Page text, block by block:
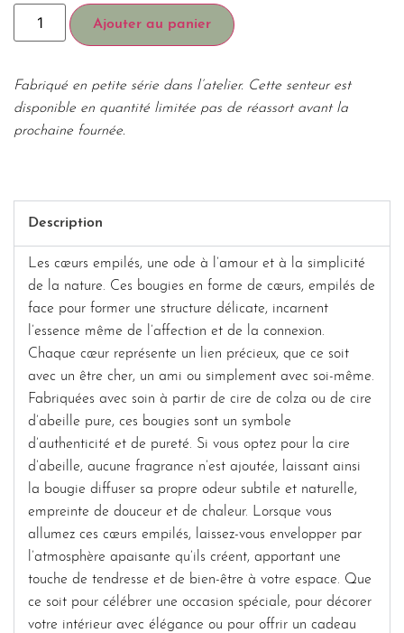
Ajouter au panier
Fabriqué en petite série dans l’atelier. Cette senteur est
disponible en quantité limitée pas de réassort avant la
prochaine fournée.
Description
Les cœurs empilés, une ode à l’amour et à la simplicité
de la nature. Ces bougies en forme de cœurs, empilés de
face pour former une structure délicate, incarnent
l’essence même de l’affection et de la connexion.
Chaque cœur représente un lien précieux, que ce soit
avec un être cher, un ami ou simplement avec soi-même.
Fabriquées avec soin à partir de cire de colza ou de cire
d’abeille pure, ces bougies sont un symbole
d’authenticité et de pureté. Si vous optez pour la cire
d’abeille, aucune fragrance n’est ajoutée, laissant ainsi
la bougie diffuser sa propre odeur subtile et naturelle,
empreinte de douceur et de chaleur. Lorsque vous
allumez ces cœurs empilés, laissez-vous envelopper par
l’atmosphère apaisante qu’ils créent, apportant une
touche de tendresse et de bien-être à votre espace. Que
ce soit pour célébrer une occasion spéciale, pour décorer
votre intérieur avec élégance ou pour offrir un cadeau